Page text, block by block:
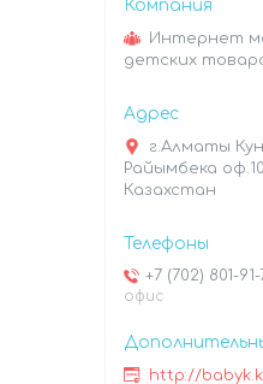
Интернет
детских
г.Алматы
Райымбека
Казахстан
+7 (702) 801-91-
офис
http://